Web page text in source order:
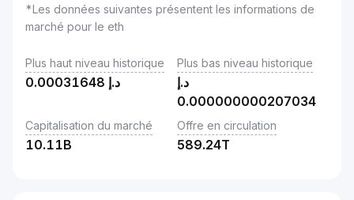
*Les données suivantes présentent les informations de
marché pour le eth
Plus haut niveau historique
د.إ 0.00031648
Plus bas niveau historique
د.إ
0.000000000207034
Capitalisation du marché
10.11B
Offre en circulation
589.24T